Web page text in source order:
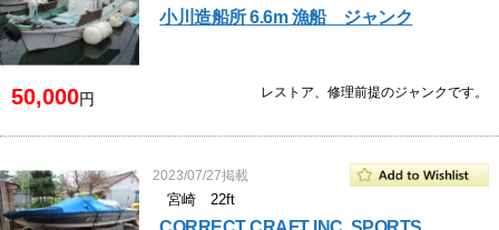
小川造船所 6.6m 漁船 ジャンク
50,000円 レストア、修理前提のジャンクです。
2023/07/27掲載
宮崎 22ft